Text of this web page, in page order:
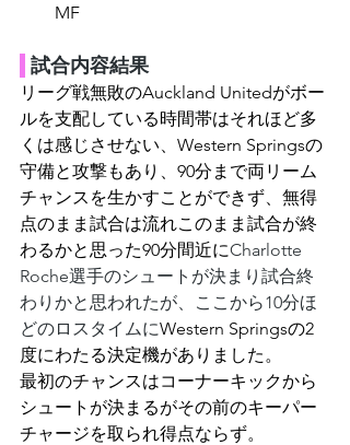
MF
試合内容結果
リーグ戦無敗のAuckland Unitedがボー
ルを支配している時間帯はそれほど多
くは感じさせない、 Western Springsの
守備と攻撃もあり、90分まで両リーム
チャンスを生かすことができず、無得
点のまま試合は流れこのまま試合が終
わるかと思った90分間近にCharlotte
Roche選手のシュートが決まり試合終
わりかと思われたが、ここから10分ほ
どのロスタイムにWestern Springsの2
度にわたる決定機がありました。
最初のチャンスはコーナーキックから
シュートが決まるがその前のキーパー
チャージを取られ得点ならず。